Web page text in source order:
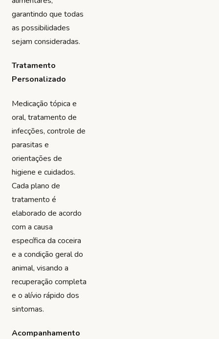
garantindo que todas
as possibilidades
sejam consideradas.
Tratamento
Personalizado
Medicação tópica e
oral, tratamento de
infecções, controle de
parasitas e
orientações de
higiene e cuidados.
Cada plano de
tratamento é
elaborado de acordo
com a causa
específica da coceira
e a condição geral do
animal, visando a
recuperação completa
e o alívio rápido dos
sintomas.
Acompanhamento